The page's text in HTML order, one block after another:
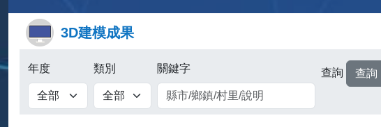
3D建模成果
年度 類別 關鍵字 查詢